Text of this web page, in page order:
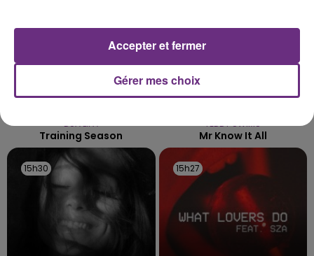
DUA LIPA
Training Season
TEDDY SWIMS
Mr Know It All
15h30
15h30 15h27
15h27
Gérer mes choix
Accepter et fermer